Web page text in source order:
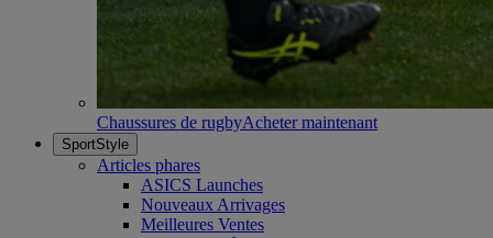
Chaussures de rugbyAcheter maintenant
SportStyle
Articles phares
ASICS Launches
Nouveaux Arrivages
Meilleures Ventes